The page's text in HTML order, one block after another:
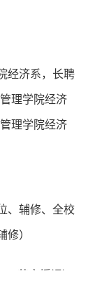
Journal of
外学术期刊，
等政策研究期
原杰青项
青项目）、北
培刚发展经济
学优秀成果奖
三等奖、中国
经济系，长聘
理学院经济
理学院经济
泰经济与管理
、辅修、全校
修）